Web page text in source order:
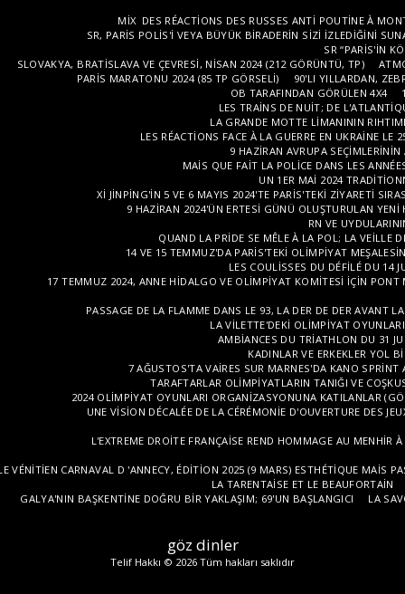
göz dinler
Telif Hakkı © 2026 Tüm hakları saklıdır
MIX DES RÉACTIONS DES RUSSES ANTI POUTINE À
SR, PARIS POLIS'I VEYA BÜYÜK BIRADERIN SIZI IZLEDIĞINI
SR “PARIS'IN
SLOVAKYA, BRATISLAVA VE ÇEVRESI, NISAN 2024 (212 GÖRÜNTÜ, TP)
PARIS MARATONU 2024 (85 TP GÖRSELI)
90'LI YILLARDAN,
OB TARAFINDAN GÖRÜLEN 4X4
LES TRAINS DE NUIT; DE
LA GRANDE MOTTE LIMANININ
LES RÉACTIONS FACE À LA GUERRE EN UKRAINE LE
9 HAZIRAN AVRUPA
MAIS QUE FAIT LA POLICE DANS LES
UN 1ER MAI 2024
XI JINPING'IN 5 VE 6 MAYIS 2024'TE PARIS'TEKI ZIYARETI
9 HAZIRAN 2024'ÜN ERTESI GÜNÜ OLUŞTURULAN
RN VE
QUAND LA PRIDE SE MÊLE À LA POL; LA VEILLE
14 VE 15 TEMMUZ'DA PARIS'TEKI OLIMPIYAT
LES COULISSES DU DÉFILÉ DU 14
17 TEMMUZ 2024, ANNE HIDALGO VE OLIMPIYAT KOMITESI IÇIN
PASSAGE DE LA FLAMME DANS LE 93, LA DER DE DER AVANT
LA VILETTE'DEKI OLIMPIYAT
AMBIANCES DU TRIATHLON DU 31
KADINLAR VE ERKEKLER YOL
7 AĞUSTOS'TA VAIRES SUR MARNES'DA KANO SPRINT
TARAFTARLAR OLIMPIYATLARIN TANIĞI VE
2024 OLIMPIYAT OYUNLARI ORGANIZASYONUNA KATILANLAR
UNE VISION DÉCALÉE DE LA CÉRÉMONIE D'OUVERTURE DES
L'EXTREME DROITE FRANÇAISE REND HOMMAGE AU MENHIR
VÉNITIEN CARNAVAL D 'ANNECY, ÉDITION 2025 (9 MARS) ESTHÉTIQUE MAIS
LA TARENTAISE ET LE BEAUFORTAIN
GALYA'NIN BAŞKENTINE DOĞRU BIR YAKLAŞIM; 69'UN BAŞLANGICI
LA